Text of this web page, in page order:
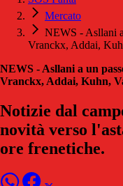
Mercato
NEWS - Asllani
Vranckx, Addai,
NEWS - Asllani a un
Vranckx, Addai, Kuhn,
Notizie dal
novità verso
ore frenetiche.